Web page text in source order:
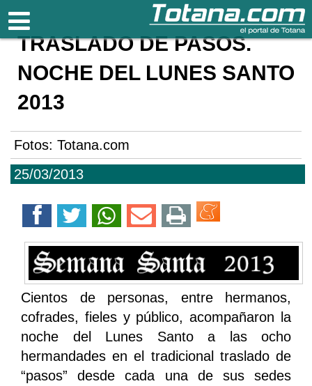
Totana.com
25/03/2013
TRASLADO DE PASOS.
NOCHE DEL LUNES SANTO
2013
Fotos: Totana.com
Cientos de personas, entre hermanos,
cofrades, fieles y público, acompañaron la
noche del Lunes Santo a las ocho
hermandades en el tradicional traslado de
“pasos” desde cada una de sus sedes